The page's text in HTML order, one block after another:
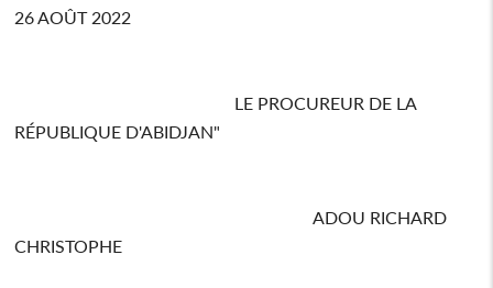
26 AOÛT 2022
LE PROCUREUR DE LA
RÉPUBLIQUE D'ABIDJAN"
ADOU RICHARD
CHRISTOPHE